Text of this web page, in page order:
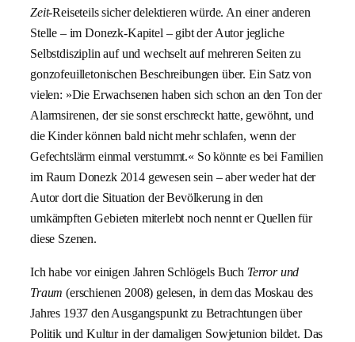
Zeit-Reiseteils sicher delektieren würde. An einer anderen
Stelle – im Donezk-Kapitel – gibt der Autor jegliche
Selbstdisziplin auf und wechselt auf mehreren Seiten zu
gonzofeuilletonischen Beschreibungen über. Ein Satz von
vielen: »Die Erwachsenen haben sich schon an den Ton der
Alarmsirenen, der sie sonst erschreckt hatte, gewöhnt, und
die Kinder können bald nicht mehr schlafen, wenn der
Gefechtslärm einmal verstummt.« So könnte es bei Familien
im Raum Donezk 2014 gewesen sein – aber weder hat der
Autor dort die Situation der Bevölkerung in den
umkämpften Gebieten miterlebt noch nennt er Quellen für
diese Szenen.
Ich habe vor einigen Jahren Schlögels Buch Terror und
Traum (erschienen 2008) gelesen, in dem das Moskau des
Jahres 1937 den Ausgangspunkt zu Betrachtungen über
Politik und Kultur in der damaligen Sowjetunion bildet. Das